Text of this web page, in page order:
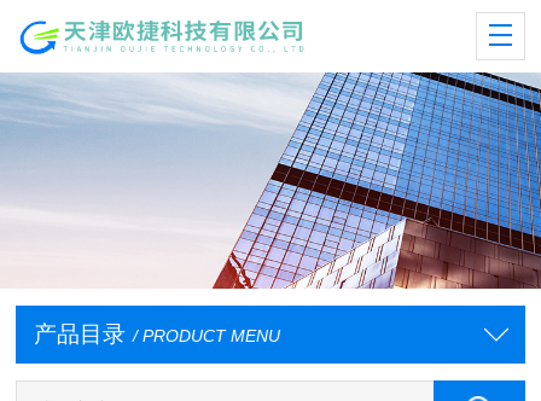
产品目录 / PRODUCT MENU